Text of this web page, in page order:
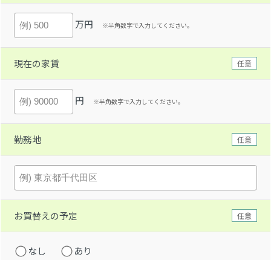
万円 ※半角数字で入力してください。
現在の家賃 任意
円 ※半角数字で入力してください。
勤務地 任意
お買替えの予定 任意
なし あり